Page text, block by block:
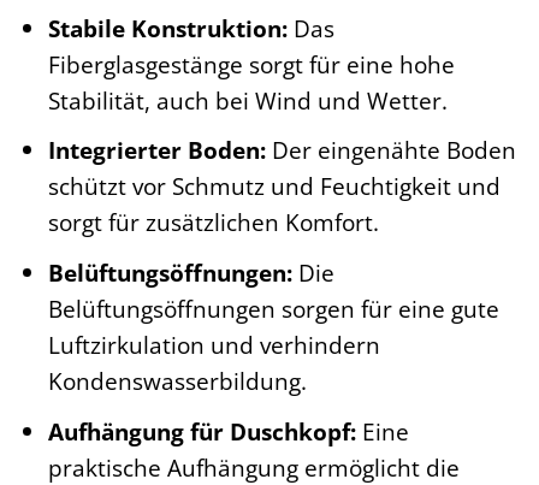
Stabile Konstruktion:Das
Fiberglasgestänge sorgt für eine hohe
Stabilität, auch bei Wind und Wetter.
Integrierter Boden:Der eingenähte Boden
schützt vor Schmutz und Feuchtigkeit und
sorgt für zusätzlichen Komfort.
Belüftungsöffnungen:Die
Belüftungsöffnungen sorgen für eine gute
Luftzirkulation und verhindern
Kondenswasserbildung.
Aufhängung für Duschkopf:Eine
praktische Aufhängung ermöglicht die